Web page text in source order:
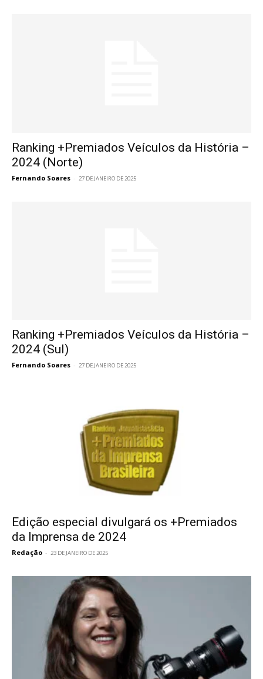
Ranking +Premiados Veículos da História –
2024 (Norte)
Fernando Soares - 27 DE JANEIRO DE 2025
Ranking +Premiados Veículos da História –
2024 (Sul)
Fernando Soares - 27 DE JANEIRO DE 2025
Edição especial divulgará os +Premiados
da Imprensa de 2024
Redação - 23 DE JANEIRO DE 2025